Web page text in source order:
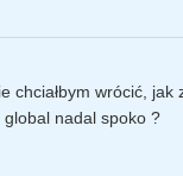
chciałbym wrócić, jak
global nadal spoko ?